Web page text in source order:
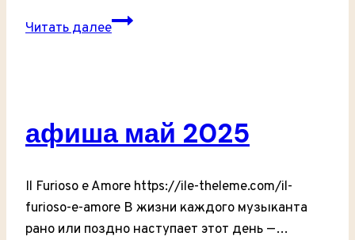
Читать далее
Афиша
афиша май 2025
Il Furioso e Amore https://ile-theleme.com/il-
furioso-e-amore В жизни каждого музыканта
рано или поздно наступает этот день —…